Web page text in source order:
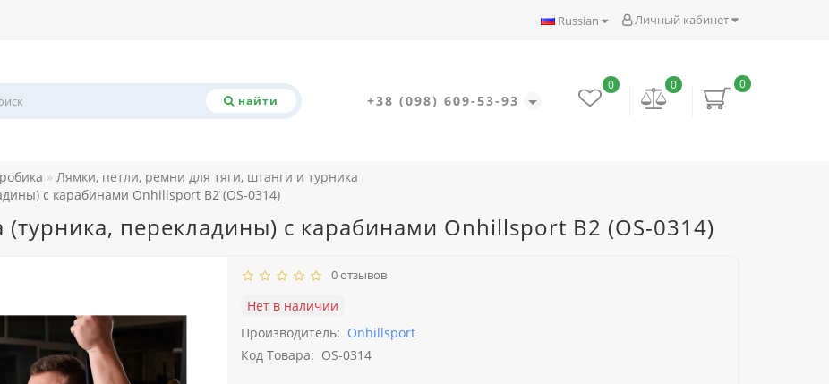
Личный кабинет
Russian
найти +38 (098) 609-53-93
0
0
0
Лямки, петли, ремни для тяги, штанги и турника
с карабинами Onhillsport B2 (OS-0314)
перекладины) с карабинами Onhillsport B2 (OS-0314)
0 отзывов
Нет в наличии
Производитель: Onhillsport
Код Товара: OS-0314